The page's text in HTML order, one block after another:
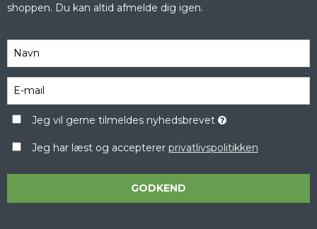
shoppen. Du kan altid afmelde dig igen.
Jeg vil gerne tilmeldes nyhedsbrevet
Jeg har læst og accepterer privatlivspolitikken
GODKEND